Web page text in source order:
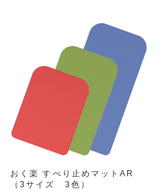
おく楽 すべり止めマットAR
（3サイズ 3色）